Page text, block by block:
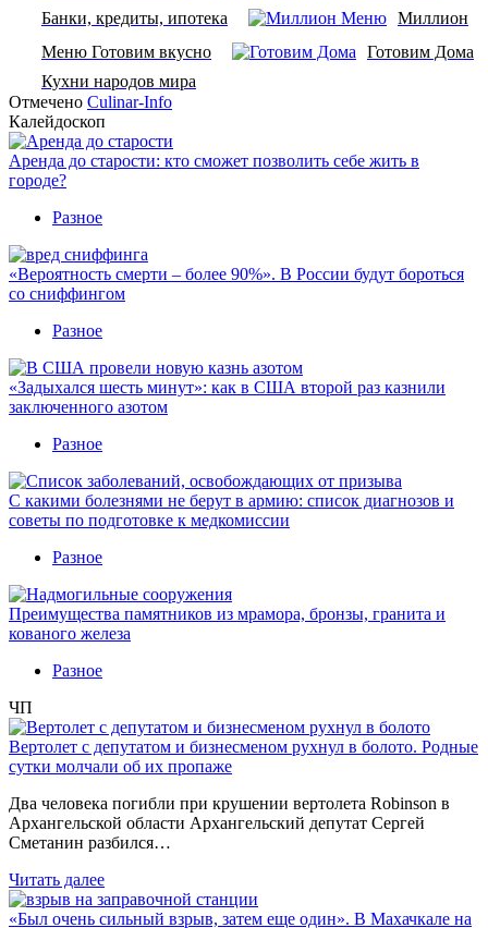
Банки, кредиты, ипотека
Миллион
Меню Готовим вкусно
Готовим Дома
Кухни народов мира
Отмечено Culinar-Info
Калейдоскоп
Аренда до старости: кто сможет позволить себе жить в
городе?
Разное
«Вероятность смерти – более 90%». В России будут бороться
со сниффингом
Разное
«Задыхался шесть минут»: как в США второй раз казнили
заключенного азотом
Разное
С какими болезнями не берут в армию: список диагнозов и
советы по подготовке к медкомиссии
Разное
Преимущества памятников из мрамора, бронзы, гранита и
кованого железа
Разное
ЧП
Вертолет с депутатом и бизнесменом рухнул в болото. Родные
сутки молчали об их пропаже
Два человека погибли при крушении вертолета Robinson в
Архангельской области Архангельский депутат Сергей
Сметанин разбился…
Читать далее
«Был очень сильный взрыв, затем еще один». В Махачкале на